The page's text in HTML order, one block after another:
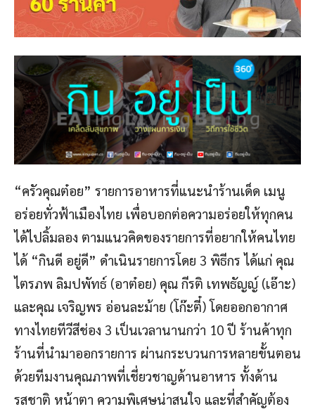
“ครัวคุณต๋อย” รายการอาหารที่แนะนำร้านเด็ด เมนู
อร่อยทั่วฟ้าเมืองไทย เพื่อบอกต่อความอร่อยให้ทุกคน
ได้ไปลิ้มลอง ตามแนวคิดของรายการที่อยากให้คนไทย
ได้ “กินดี อยู่ดี” ดำเนินรายการโดย 3 พิธีกร ได้แก่ คุณ
ไตรภพ ลิมปพัทธ์ (อาต๋อย) คุณ กีรติ เทพธัญญ์ (เอ๊าะ)
และคุณ เจริญพร อ่อนละม้าย (โก๊ะตี๋) โดยออกอากาศ
ทางไทยทีวีสีช่อง 3 เป็นเวลานานกว่า 10 ปี ร้านค้าทุก
ร้านที่นำมาออกรายการ ผ่านกระบวนการหลายขั้นตอน
ด้วยทีมงานคุณภาพที่เชี่ยวชาญด้านอาหาร ทั้งด้าน
รสชาติ หน้าตา ความพิเศษน่าสนใจ และที่สำคัญต้อง